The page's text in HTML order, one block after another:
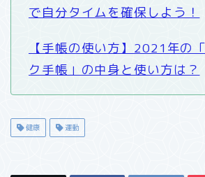
で自分タイムを確保しよう！
【手帳の使い方】2021年の
ク手帳」の中身と使い方は？
健康 運動